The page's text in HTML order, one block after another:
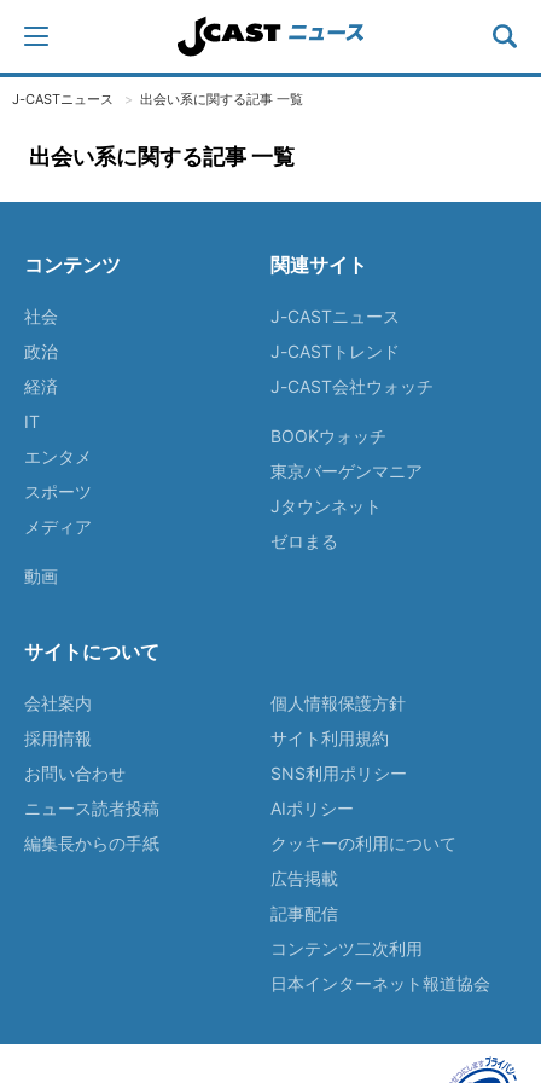
J-CASTニュース 出会い系に関する記事 一覧
出会い系に関する記事 一覧
コンテンツ
社会
政治
経済
IT
エンタメ
スポーツ
メディア
動画
関連サイト
J-CASTニュース
J-CASTトレンド
J-CAST会社ウォッチ
BOOKウォッチ
東京バーゲンマニア
Jタウンネット
ゼロまる
サイトについて
会社案内
採用情報
お問い合わせ
ニュース読者投稿
編集長からの手紙
個人情報保護方針
サイト利用規約
SNS利用ポリシー
AIポリシー
クッキーの利用について
広告掲載
記事配信
コンテンツ二次利用
日本インターネット報道協会